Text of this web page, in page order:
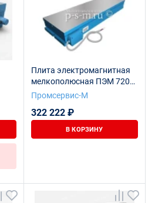
Плита электромагнитная
мелкополюсная ПЭМ 7208-
0068-01 (400х800)
Промсервис-М
322 222 ₽
В КОРЗИНУ